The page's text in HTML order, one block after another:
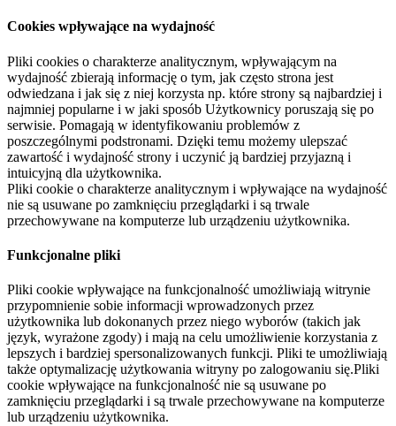
Cookies wpływające na wydajność
Pliki cookies o charakterze analitycznym, wpływającym na
wydajność zbierają informację o tym, jak często strona jest
odwiedzana i jak się z niej korzysta np. które strony są najbardziej i
najmniej popularne i w jaki sposób Użytkownicy poruszają się po
serwisie. Pomagają w identyfikowaniu problemów z
poszczególnymi podstronami. Dzięki temu możemy ulepszać
zawartość i wydajność strony i uczynić ją bardziej przyjazną i
intuicyjną dla użytkownika.
Pliki cookie o charakterze analitycznym i wpływające na wydajność
nie są usuwane po zamknięciu przeglądarki i są trwale
przechowywane na komputerze lub urządzeniu użytkownika.
Funkcjonalne pliki
Pliki cookie wpływające na funkcjonalność umożliwiają witrynie
przypomnienie sobie informacji wprowadzonych przez
użytkownika lub dokonanych przez niego wyborów (takich jak
język, wyrażone zgody) i mają na celu umożliwienie korzystania z
lepszych i bardziej spersonalizowanych funkcji. Pliki te umożliwiają
także optymalizację użytkowania witryny po zalogowaniu się.Pliki
cookie wpływające na funkcjonalność nie są usuwane po
zamknięciu przeglądarki i są trwale przechowywane na komputerze
lub urządzeniu użytkownika.